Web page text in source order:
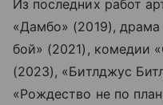
Из последних работ
«Дамбо» (2019),
бой» (2021), комедии
(2023), «Битлджус
«Рождество не по